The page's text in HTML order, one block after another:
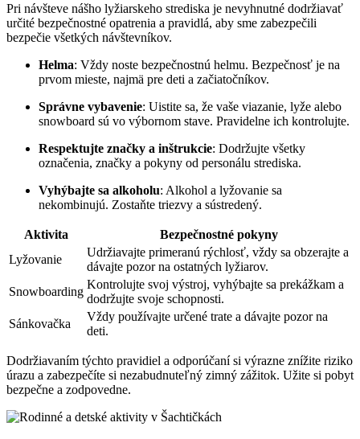
Pri návšteve nášho lyžiarskeho strediska je nevyhnutné dodržiavať
určité bezpečnostné opatrenia a pravidlá, aby sme zabezpečili
bezpečie všetkých návštevníkov.
Helma: Vždy noste bezpečnostnú helmu. Bezpečnosť je na
prvom mieste, najmä pre deti a začiatočníkov.
Správne vybavenie: Uistite sa, že vaše viazanie, lyže alebo
snowboard sú vo výbornom stave. Pravidelne ich kontrolujte.
Respektujte značky a inštrukcie: Dodržujte všetky
označenia, značky a pokyny od personálu strediska.
Vyhýbajte sa alkoholu: Alkohol a lyžovanie sa
nekombinujú. Zostaňte triezvy a sústredený.
Aktivita
Bezpečnostné pokyny
Lyžovanie
Udržiavajte primeranú rýchlosť, vždy sa obzerajte a
dávajte pozor na ostatných lyžiarov.
Snowboarding
Kontrolujte svoj výstroj, vyhýbajte sa prekážkam a
dodržujte svoje schopnosti.
Sánkovačka
Vždy používajte určené trate a dávajte pozor na
deti.
Dodržiavaním týchto pravidiel a odporúčaní si výrazne znížite riziko
úrazu a zabezpečíte si nezabudnuteľný zimný zážitok. Užite si pobyt
bezpečne a zodpovedne.